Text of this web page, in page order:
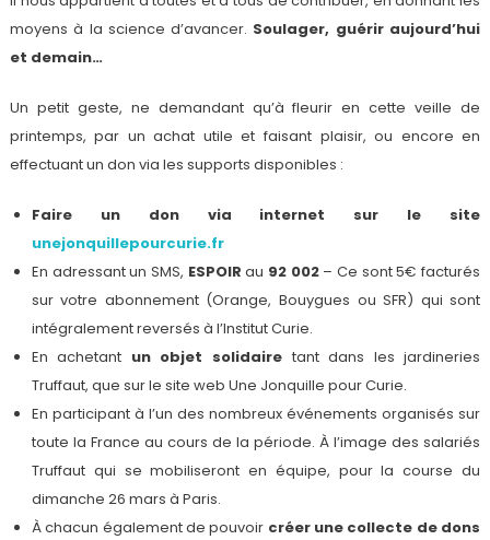
moyens à la science d’avancer. Soulager, guérir aujourd’hui
et demain…
Un petit geste, ne demandant qu’à fleurir en cette veille de
printemps, par un achat utile et faisant plaisir, ou encore en
effectuant un don via les supports disponibles :
Faire un don via internet sur le site
unejonquillepourcurie.fr
En adressant un SMS, ESPOIR au 92 002– Ce sont 5€ facturés
sur votre abonnement (Orange, Bouygues ou SFR) qui sont
intégralement reversés à l’Institut Curie.
En achetant un objet solidaire tant dans les jardineries
Truffaut, que sur le site web Une Jonquille pour Curie.
En participant à l’un des nombreux événements organisés sur
toute la France au cours de la période. À l’image des salariés
Truffaut qui se mobiliseront en équipe, pour la course du
dimanche 26 mars à Paris.
À chacun également de pouvoir créer une collecte de dons